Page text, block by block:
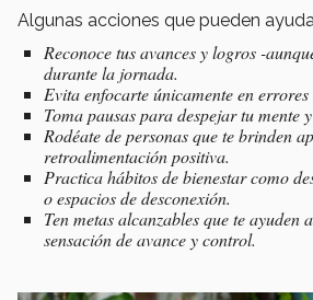
Algunas acciones que pueden
Reconoce tus avances y logros -
durante la jornada.
Evita enfocarte únicamente en errores
Toma pausas para despejar tu mente
Rodéate de personas que te brinden
retroalimentación positiva.
Practica hábitos de bienestar como
o espacios de desconexión.
Ten metas alcanzables que te ayuden
sensación de avance y control.